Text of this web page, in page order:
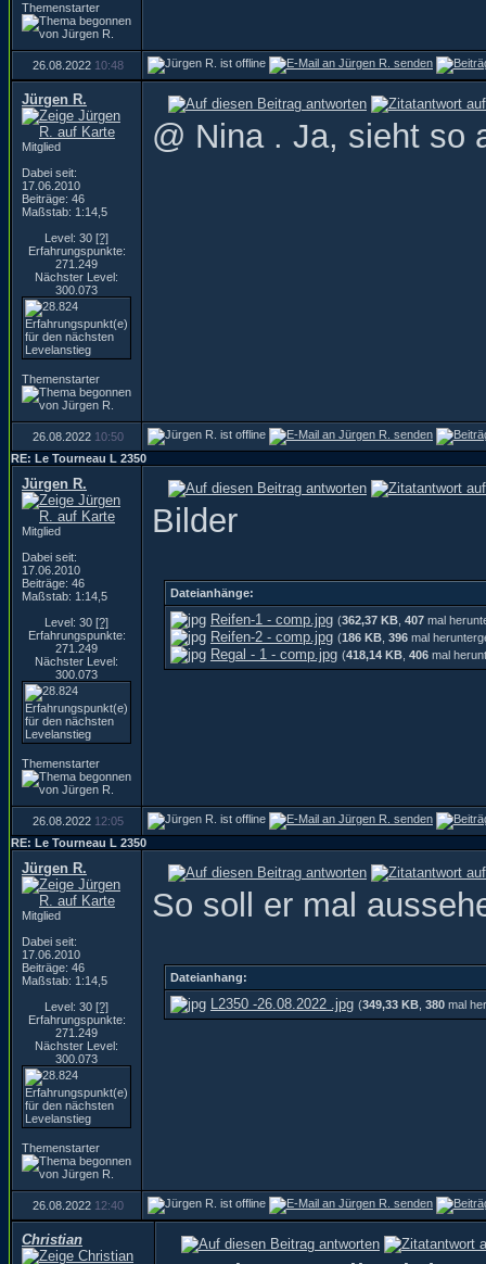
Themenstarter
26.08.2022 10:48
Jürgen R.
Mitglied
Dabei seit:
17.06.2010
Beiträge: 46
Maßstab: 1:14,5
Level: 30 [?]
Erfahrungspunkte:
271.249
Nächster Level:
300.073
Themenstarter
@ Nina . Ja, sieht so
26.08.2022 10:50
RE: Le Tourneau L 2350
Jürgen R.
Mitglied
Dabei seit:
17.06.2010
Beiträge: 46
Maßstab: 1:14,5
Level: 30 [?]
Erfahrungspunkte:
271.249
Nächster Level:
300.073
Themenstarter
Bilder
Dateianhänge:
Reifen-1 - comp.jpg (362,37 KB 407 mal
Reifen-2 - comp.jpg (186 KB 396 mal
Regal - 1 - comp.jpg (418,14 KB 406 mal
26.08.2022 12:05
RE: Le Tourneau L 2350
Jürgen R.
Mitglied
Dabei seit:
17.06.2010
Beiträge: 46
Maßstab: 1:14,5
Level: 30 [?]
Erfahrungspunkte:
271.249
Nächster Level:
300.073
Themenstarter
So soll er mal
Dateianhang:
L2350 -26.08.2022 .jpg (349,33 KB 380 mal
26.08.2022 12:40
Christian